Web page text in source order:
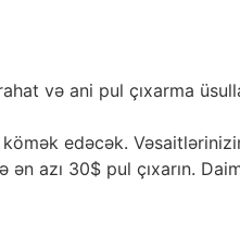
və ani pul çıxarma
edəcək.
azı 30$ pul çıxarın.